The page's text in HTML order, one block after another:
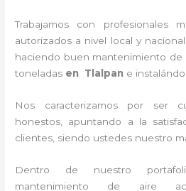
Trabajamos con profesionales
autorizados a nivel local y
haciendo buen mantenimiento de
toneladas en Tlalpan e
Nos caracterizamos por ser
honestos, apuntando a la
clientes, siendo ustedes nuestro
Dentro de nuestro
mantenimiento de aire